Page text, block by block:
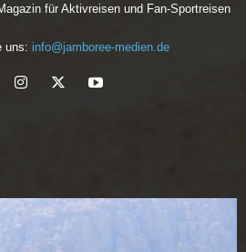
für Aktivreisen und Fan-Sportreisen
uns: info@jamboree-medien.de